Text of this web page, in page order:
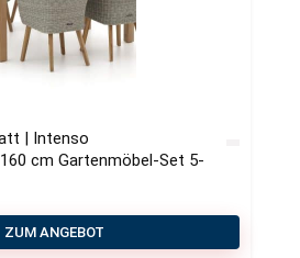
| Intenso
cm Gartenmöbel-Set 5-
ZUM ANGEBOT